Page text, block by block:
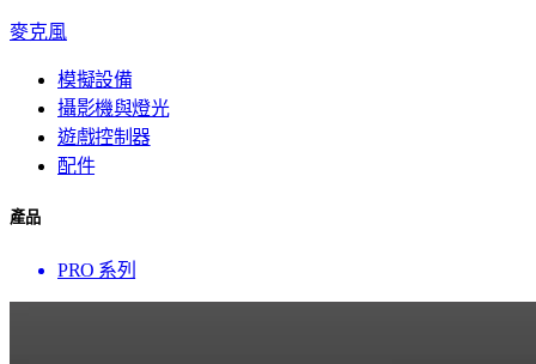
麥克風
模擬設備
攝影機與燈光
遊戲控制器
配件
產品
PRO 系列